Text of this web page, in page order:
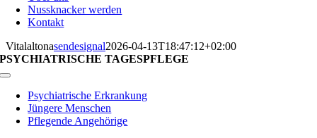
Nussknacker werden
Kontakt
Vitalaltonasendesignal2026-04-13T18:47:12+02:00
PSYCHIATRISCHE TAGESPFLEGE
Toggle
NavigationPsychiatrische Erkrankung
Jüngere Menschen
Pflegende Angehörige